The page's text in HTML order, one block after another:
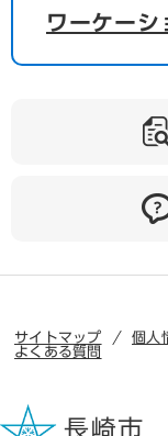
ワーケーシ
サイトマップ 個人
よくある質問